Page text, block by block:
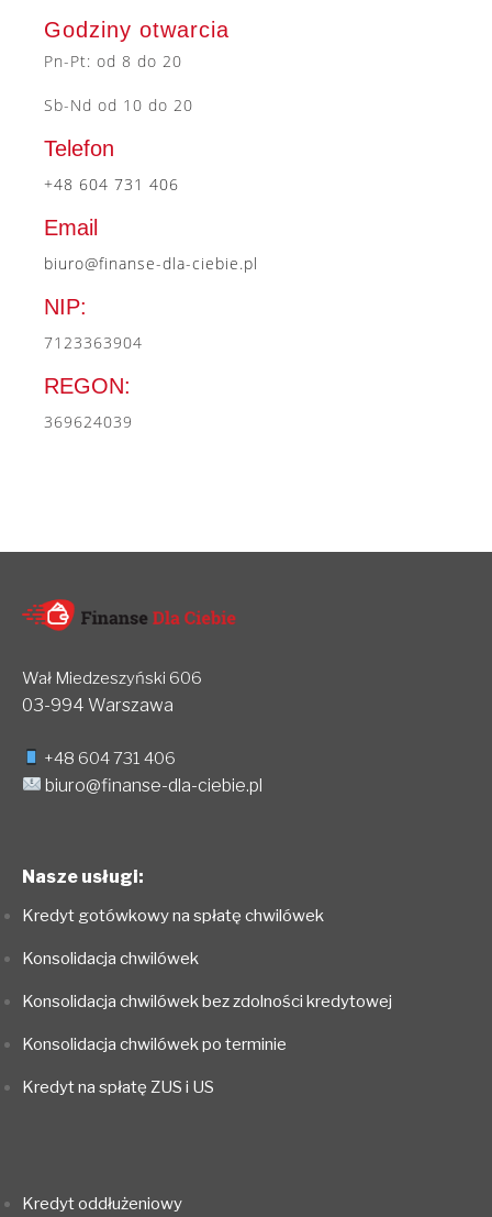
Godziny otwarcia
Pn-Pt: od 8 do 20
Sb-Nd od 10 do 20
Telefon
+48 604 731 406
Email
biuro@finanse-dla-ciebie.pl
NIP:
7123363904
REGON:
369624039
Wał Miedzeszyński 606
03-994 Warszawa
+48 604 731 406
biuro@finanse-dla-ciebie.pl
Nasze usługi:
Kredyt gotówkowy na spłatę chwilówek
Konsolidacja chwilówek
Konsolidacja chwilówek bez zdolności kredytowej
Konsolidacja chwilówek po terminie
Kredyt na spłatę ZUS i US
Kredyt oddłużeniowy